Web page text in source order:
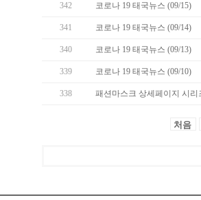
342 코로나 19 태국뉴스 (09/15)
341 코로나 19 태국뉴스 (09/14)
340 코로나 19 태국뉴스 (09/13)
339 코로나 19 태국뉴스 (09/10)
338 패션마스크 상세페이지 시리
처음